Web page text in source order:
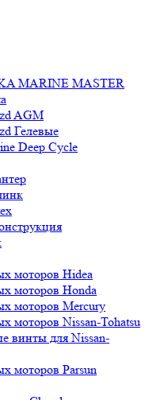
MARINE MASTER
AGM
Гелевые
Deep Cycle
моторов Hidea
моторов Honda
моторов Mercury
моторов Nissan-Tohatsu
винты для Nissan-
моторов Parsun